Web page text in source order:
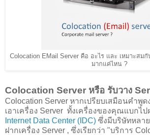
Colocation EMail Server คือ อะไร และ เหมาะส
มากแค่ไหน ?
Colocation Server หรือ รับวาง
Colocation Server หากเปรียบเสมือนคำพู
เอาเครื่อง Server ทั้งเครื่องของคุณแบกไป
Internet Data Center (IDC) ซึ่งมีบริษัทหลา
ฝากเครื่อง Server , ซึ่งเรียกว่า "บริการ